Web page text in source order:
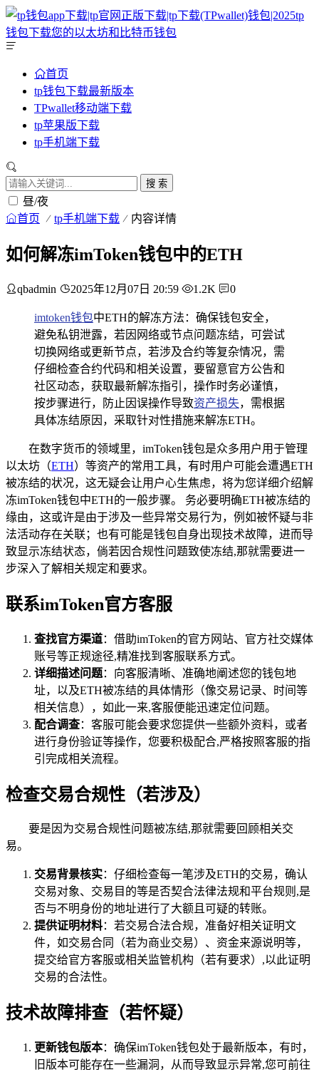
首页
tp钱包下载最新版本
TPwallet移动端下载
tp苹果版下载
tp手机端下载
搜 索
昼/夜
首页 tp手机端下载 内容详情
如何解冻imToken钱包中的ETH
qbadmin 2025年12月07日 20:59 1.2K 0
imtoken钱包中ETH的解冻方法：确保钱包安全，
避免私钥泄露，若因网络或节点问题冻结，可尝试
切换网络或更新节点，若涉及合约等复杂情况，需
仔细检查合约代码和相关设置，要留意官方公告和
社区动态，获取最新解冻指引，操作时务必谨慎，
按步骤进行，防止因误操作导致资产损失，需根据
具体冻结原因，采取针对性措施来解冻ETH。
在数字货币的领域里，imToken钱包是众多用户用于管理
以太坊（ETH）等资产的常用工具，有时用户可能会遭遇ETH
被冻结的状况，这无疑会让用户心生焦虑，将为您详细介绍解
冻imToken钱包中ETH的一般步骤。 务必要明确ETH被冻结的
缘由，这或许是由于涉及一些异常交易行为，例如被怀疑与非
法活动存在关联；也有可能是钱包自身出现技术故障，进而导
致显示冻结状态，倘若因合规性问题致使冻结,那就需要进一
步深入了解相关规定和要求。
联系imToken官方客服
查找官方渠道：借助imToken的官方网站、官方社交媒体
账号等正规途径,精准找到客服联系方式。
详细描述问题：向客服清晰、准确地阐述您的钱包地
址，以及ETH被冻结的具体情形（像交易记录、时间等
相关信息），如此一来,客服便能迅速定位问题。
配合调查：客服可能会要求您提供一些额外资料，或者
进行身份验证等操作，您要积极配合,严格按照客服的指
引完成相关流程。
检查交易合规性（若涉及）
要是因为交易合规性问题被冻结,那就需要回顾相关交
易。
交易背景核实：仔细检查每一笔涉及ETH的交易，确认
交易对象、交易目的等是否契合法律法规和平台规则,是
否与不明身份的地址进行了大额且可疑的转账。
提供证明材料：若交易合法合规，准备好相关证明文
件，如交易合同（若为商业交易）、资金来源说明等，
提交给官方客服或相关监管机构（若有要求）,以此证明
交易的合法性。
技术故障排查（若怀疑）
更新钱包版本：确保imToken钱包处于最新版本，有时，
旧版本可能存在一些漏洞，从而导致显示异常,您可前往